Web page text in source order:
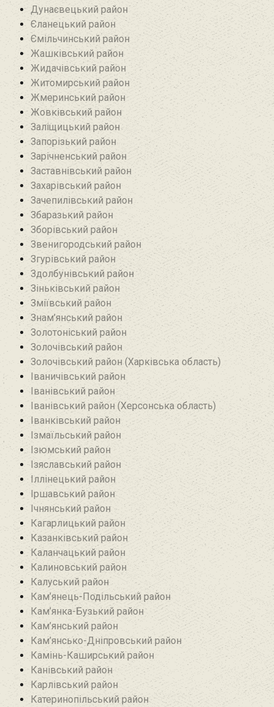
Дунаєвецький район
Єланецький район‎
Ємільчинський район
Жашківський район
Жидачівський район
Житомирський район
Жмеринський район
Жовківський район
Заліщицький район‎
Запорізький район
Зарічненський район
Заставнівський район
Захарівський район
Зачепилівський район
Збаразький район‎
Зборівський район
Звенигородський район
Згурівський район
Здолбунівський район‎
Зіньківський район‎
Зміївський район
Знам’янський район
Золотоніський район
Золочівський район
Золочівський район (Харківська область)
Іваничівський район‎
Іванівський район
Іванівський район (Херсонська область)
Іванківський район
Ізмаїльський район
Ізюмський район
Ізяславський район
Іллінецький район
Іршавський район
Ічнянський район
Кагарлицький район
Казанківський район‎
Каланчацький район
Калиновський район
Калуський район
Кам’янець-Подільський район
Кам’янка-Бузький район
Кам’янський район
Кам’янсько-Дніпровський район‎
Камінь-Каширський район
Канівський район
Карлівський район
Катеринопільський район